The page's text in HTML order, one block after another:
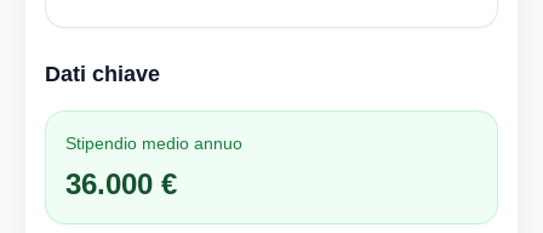
Dati chiave
Stipendio medio annuo
36.000 €